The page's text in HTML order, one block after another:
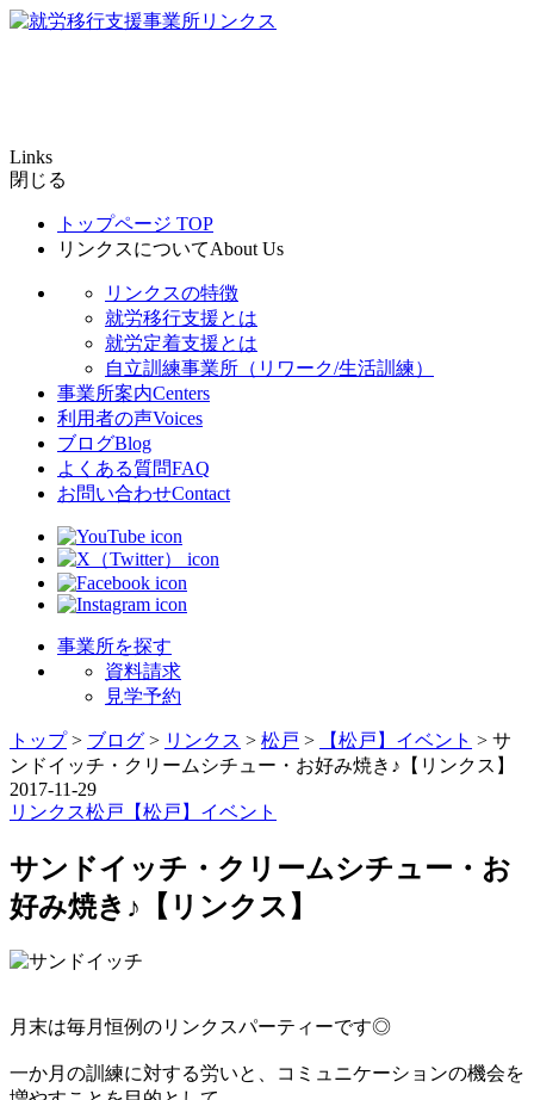
Links
閉じる
トップページ TOP
リンクスについてAbout Us
リンクスの特徴
就労移行支援とは
就労定着支援とは
自立訓練事業所（リワーク/生活訓練）
事業所案内Centers
利用者の声Voices
ブログBlog
よくある質問FAQ
お問い合わせContact
事業所を探す
資料請求
見学予約
トップ> ブログ > リンクス > 松戸 > 【松戸】イベント > サ
ンドイッチ・クリームシチュー・お好み焼き♪【リンクス】
2017-11-29
リンクス松戸 【松戸】イベント
サンドイッチ・クリームシチュー・お
好み焼き♪【リンクス】
月末は毎月恒例のリンクスパーティーです◎
一か月の訓練に対する労いと、コミュニケーションの機会を